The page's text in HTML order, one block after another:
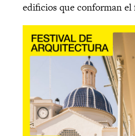
edificios que conforman el